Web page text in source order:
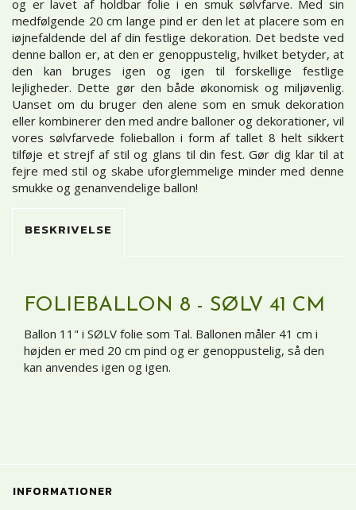
og er lavet af holdbar folie i en smuk sølvfarve. Med sin
medfølgende 20 cm lange pind er den let at placere som en
iøjnefaldende del af din festlige dekoration. Det bedste ved
denne ballon er, at den er genoppustelig, hvilket betyder, at
den kan bruges igen og igen til forskellige festlige
lejligheder. Dette gør den både økonomisk og miljøvenlig.
Uanset om du bruger den alene som en smuk dekoration
eller kombinerer den med andre balloner og dekorationer, vil
vores sølvfarvede folieballon i form af tallet 8 helt sikkert
tilføje et strejf af stil og glans til din fest. Gør dig klar til at
fejre med stil og skabe uforglemmelige minder med denne
smukke og genanvendelige ballon!
BESKRIVELSE
FOLIEBALLON 8 - SØLV 41 CM
Ballon 11" i SØLV folie som Tal. Ballonen måler 41 cm i
højden er med 20 cm pind og er genoppustelig, så den
kan anvendes igen og igen.
INFORMATIONER